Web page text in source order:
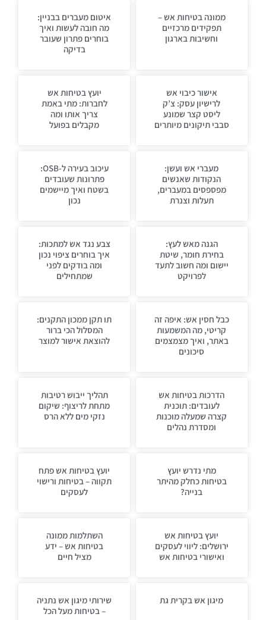
ממונה בטיחות אש –
תפקידים מרכזיים
וחשיבות בארגון
איטום מעברים בבניין:
מה חובה לעשות ואיך
בוחרים פתרון שעובר
בדיקה
אישור כיבוי אש
לרישיון עסק: צ’ק
ליסט קצר שמונע
סבבי תיקונים מיותרים
יועץ בטיחות אש
לחברות: מתי באמת
צריך אותו ומה
מקבלים בפועל
מעברי אש ועשן:
הנקודות שאנשים
מפספסים במעברים,
תעלות וצנרת
עיכוב בעירה ל-OSB:
פתרונות שעובדים
בשטח ואיך מיישמים
נכון
הגנה מאש לעץ:
בחירת חומר, שיטת
יישום ומה חשוב לתעד
לפרויקט
צבע נגד אש למתכות:
איך בוחרים ציפוי נכון
ומה בודקים לפני
שמתחילים
כבל חסין אש: איפה זה
קריטי, מה המשמעות
באתר, ואיך מצמצמים
סיכונים
תו תקן ממכון התקנים:
המסלול הכי ברור
להוצאת אישור למוצר
הדרכות בטיחות אש
לעובדים: תוכנית
קצרה שמעלה מוכנות
ומסדרת נהלים
תהליך ייבוש רטיבות
מתחת לריצוף: שיקום
נזקי מים ללא הרס
מתי נדרש יועץ
בטיחות כחלק מהיתר
בנייה?
יועץ בטיחות אש פתח
תקווה – בטיחות ורישוי
לעסקים
יועץ בטיחות אש
ירושלים: ליווי לעסקים
ואישורי בטיחות אש
השתלמות ממונה
בטיחות אש – ידע
מציל חיים
מיגון אש בקרית גת
שירותי מיגון אש נתניה
– בטיחות מעל הכל